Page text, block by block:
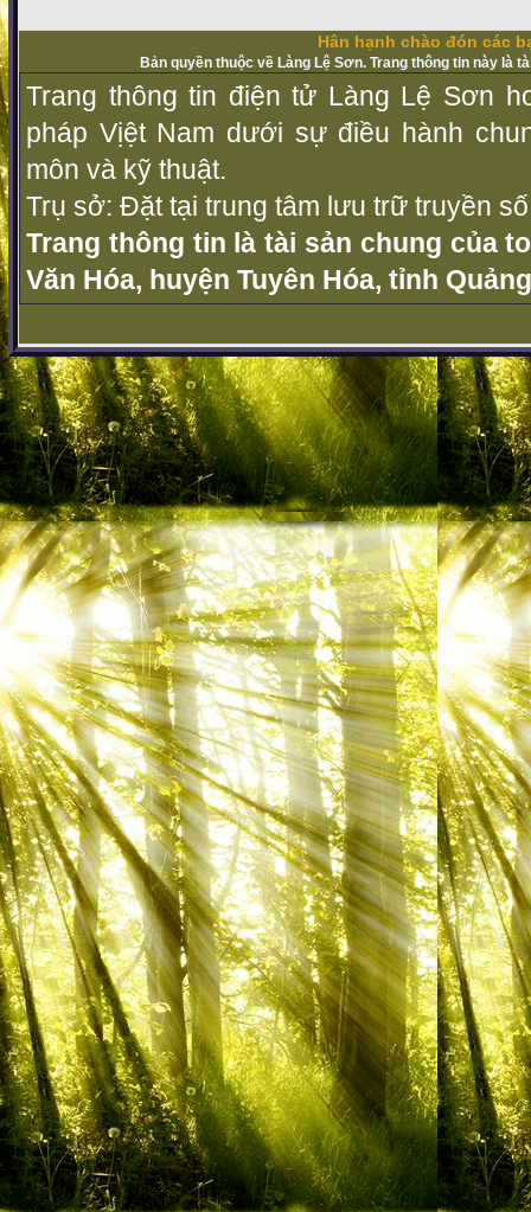
Hân hạnh chào đón các
Bản quyền thuộc về Làng Lệ Sơn. Trang thông tin này là
Trang thông tin điện tử Làng Lệ Sơn
pháp Vịệt Nam dưới sự điều hành
môn và kỹ thuật.
Trụ sở: Đặt tại trung tâm lưu trữ truyền
Trang thông tin là tài sản chung của
Văn Hóa, huyện Tuyên Hóa, tỉnh